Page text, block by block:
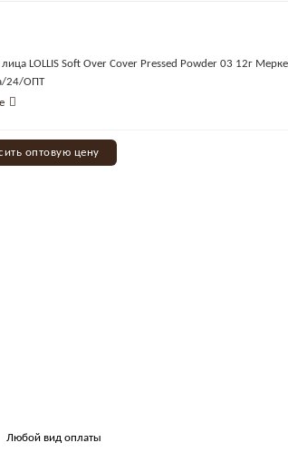
LOLLIS Soft Over Cover Pressed Powder 03 12г
24/ОПТ
оптовую цену
Любой вид оплаты